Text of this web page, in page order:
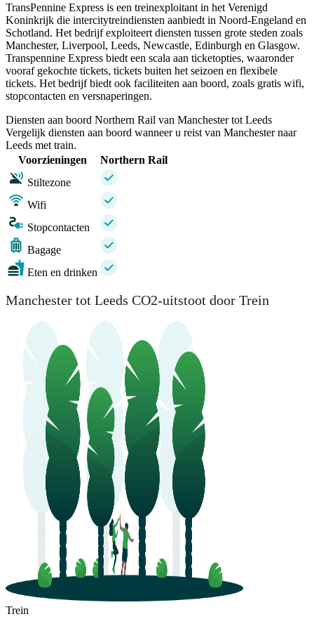
TransPennine Express is een treinexploitant in het Verenigd
Koninkrijk die intercitytreindiensten aanbiedt in Noord-Engeland en
Schotland. Het bedrijf exploiteert diensten tussen grote steden zoals
Manchester, Liverpool, Leeds, Newcastle, Edinburgh en Glasgow.
Transpennine Express biedt een scala aan ticketopties, waaronder
vooraf gekochte tickets, tickets buiten het seizoen en flexibele
tickets. Het bedrijf biedt ook faciliteiten aan boord, zoals gratis wifi,
stopcontacten en versnaperingen.
Diensten aan boord Northern Rail van Manchester tot Leeds
Vergelijk diensten aan boord wanneer u reist van Manchester naar
Leeds met train.
Voorzieningen
Northern Rail
Stiltezone
Wifi
Stopcontacten
Bagage
Eten en drinken
Manchester tot Leeds CO2-uitstoot door Trein
Trein